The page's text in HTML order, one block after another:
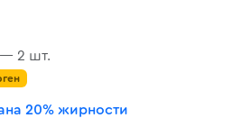
— 2 шт.
20% жирности